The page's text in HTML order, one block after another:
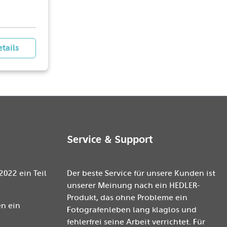
ein Teil
ein
Service & Support
Der beste Service für unsere Kunden ist
unserer Meinung nach ein HEDLER-
Produkt, das ohne Probleme ein
Fotografenleben lang klaglos und
fehlerfrei seine Arbeit verrichtet. Für